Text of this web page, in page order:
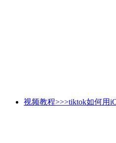
视频教程>>>tiktok如何用